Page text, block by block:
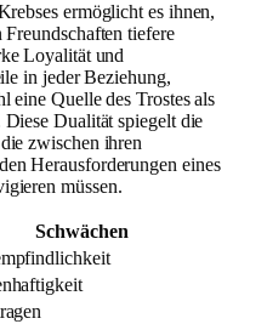
ermöglicht es ihnen,
tiefere
Loyalität und
in jeder Beziehung,
eine Quelle des Trostes als
Dualität spiegelt die
zwischen ihren
Herausforderungen eines
müssen.
Schwächen